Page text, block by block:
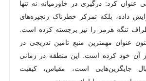
عنوان کرد: درگیری در خاورمیانه نه تنها
داده، بلکه تمرکز خطرناک زنجیره‌های
تنگه هرمز را نیز برجسته کرده است.
عنوان مهمترین منبع تامین تدریجی در
آن خود کرده است. این منطقه در زمانی
جایگزین‌هایی است، مقیاس، کیفیت